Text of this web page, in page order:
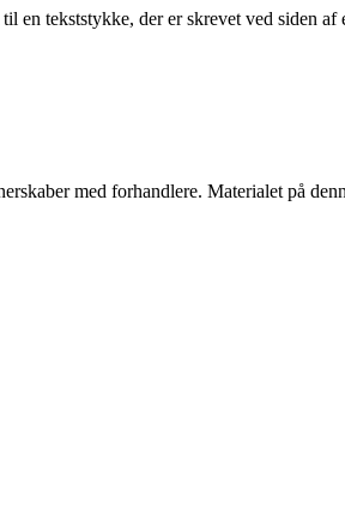
en tekststykke, der er skrevet ved siden af
med forhandlere. Materialet på